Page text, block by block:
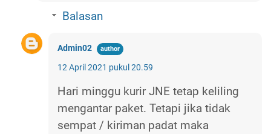
Balasan
Admin02
12 April 2021 pukul 20.59
Hari minggu kurir JNE tetap keliling
mengantar paket. Tetapi jika tidak
sempat / kiriman padat maka